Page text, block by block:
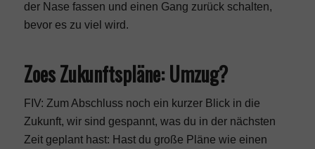
der Nase fassen und einen Gang zurück schalten,
bevor es zu viel wird.
Zoes Zukunftspläne: Umzug?
FIV: Zum Abschluss noch ein kurzer Blick in die
Zukunft, wir sind gespannt, was du in der nächsten
Zeit geplant hast: Hast du große Pläne wie einen